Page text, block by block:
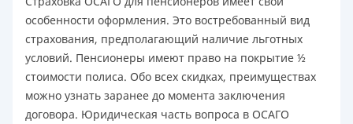
особенности оформления. Это востребованный вид
страхования, предполагающий наличие льготных
условий. Пенсионеры имеют право на покрытие ½
стоимости полиса. Обо всех скидках, преимуществах
можно узнать заранее до момента заключения
договора. Юридическая часть вопроса в ОСАГО